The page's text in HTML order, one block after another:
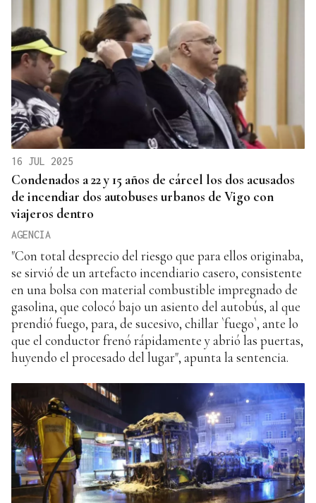
16 JUL 2025
Condenados a 22 y 15 años de cárcel los dos acusados
de incendiar dos autobuses urbanos de Vigo con
viajeros dentro
AGENCIA
"Con total desprecio del riesgo que para ellos originaba,
se sirvió de un artefacto incendiario casero, consistente
en una bolsa con material combustible impregnado de
gasolina, que colocó bajo un asiento del autobús, al que
prendió fuego, para, de sucesivo, chillar `fuego`, ante lo
que el conductor frenó rápidamente y abrió las puertas,
huyendo el procesado del lugar", apunta la sentencia.